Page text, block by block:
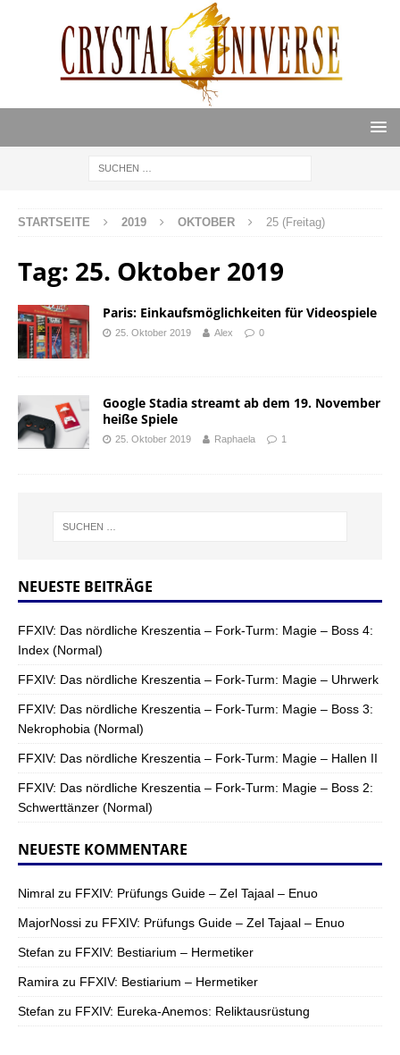
STARTSEITE 2019 OKTOBER 25 (Freitag)
Tag: 25. Oktober 2019
Paris: Einkaufsmöglichkeiten für Videospiele
25. Oktober 2019 Alex 0
Google Stadia streamt ab dem 19. November
heiße Spiele
25. Oktober 2019 Raphaela 1
NEUESTE BEITRÄGE
FFXIV: Das nördliche Kreszentia – Fork-Turm: Magie – Boss 4:
Index (Normal)
FFXIV: Das nördliche Kreszentia – Fork-Turm: Magie – Uhrwerk
FFXIV: Das nördliche Kreszentia – Fork-Turm: Magie – Boss 3:
Nekrophobia (Normal)
FFXIV: Das nördliche Kreszentia – Fork-Turm: Magie – Hallen II
FFXIV: Das nördliche Kreszentia – Fork-Turm: Magie – Boss 2:
Schwerttänzer (Normal)
NEUESTE KOMMENTARE
Nimral zu FFXIV: Prüfungs Guide – Zel Tajaal – Enuo
MajorNossi zu FFXIV: Prüfungs Guide – Zel Tajaal – Enuo
Stefan zu FFXIV: Bestiarium – Hermetiker
Ramira zu FFXIV: Bestiarium – Hermetiker
Stefan zu FFXIV: Eureka-Anemos: Reliktausrüstung